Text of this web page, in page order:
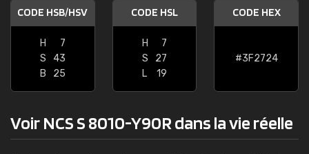
CODE HSB/HSV
H
7
S
43
B
25
CODE HSL
H
7
S
27
L
19
CODE HEX
#3F2724
Voir NCS S 8010-Y90R dans la vie réelle